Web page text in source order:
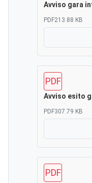
Avviso gara
PDF213.88 KB
PDF
Avviso esito
PDF307.79 KB
PDF